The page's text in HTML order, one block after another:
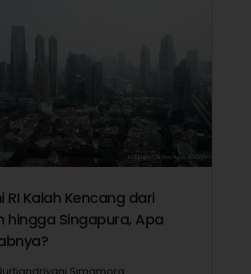
RI Kalah Kencang dari
hingga Singapura, Apa